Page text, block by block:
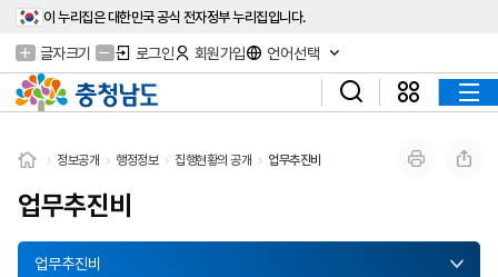
이 누리집은 대한민국 공식 전자정부 누리집입니다.
글자크기 로그인 회원가입 언어선택
정보공개 행정정보 집행현황의 공개 업무추진비
업무추진비
업무추진비